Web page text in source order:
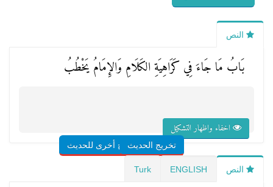
النص
بَابُ مَا جَاءَ فِي كَرَاهِيَةِ الكَلَامِ وَالإِمَامُ يَخْطُبُ
اخفاء واظهار التشكيل
تخريج الحديثشروح أخرى للحديث
النص ENGLISH
Turk